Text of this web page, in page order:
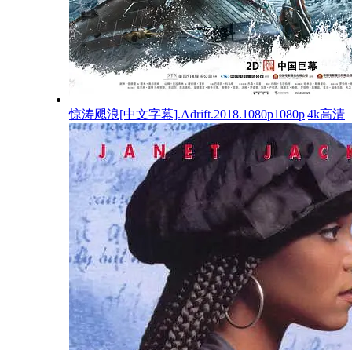
惊涛飓浪[中文字幕].Adrift.2018.1080p1080p|4k高清